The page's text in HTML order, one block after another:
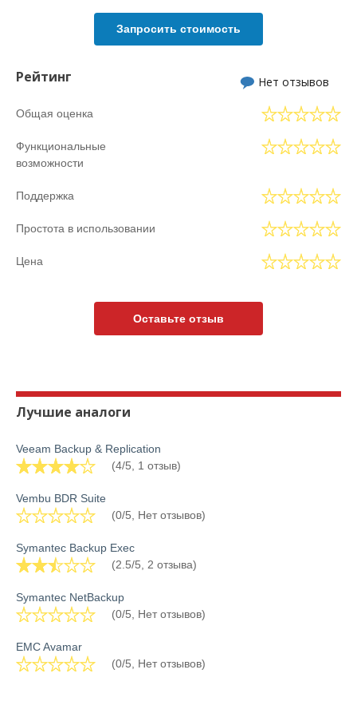
Запросить стоимость
Рейтинг Нет отзывов
Общая оценка
Функциональные
возможности
Поддержка
Простота в использовании
Цена
Оставьте отзыв
Лучшие аналоги
Veeam Backup & Replication
(4/5, 1 отзыв)
Vembu BDR Suite
(0/5, Нет отзывов)
Symantec Backup Exec
(2.5/5, 2 отзыва)
Symantec NetBackup
(0/5, Нет отзывов)
EMC Avamar
(0/5, Нет отзывов)